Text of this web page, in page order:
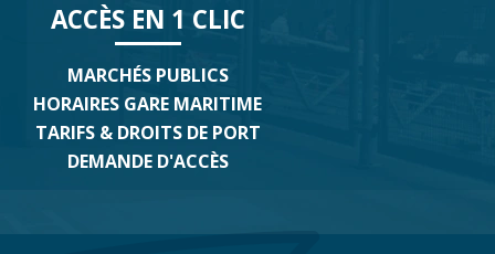
ACCÈS EN 1 CLIC
MARCHÉS PUBLICS
HORAIRES GARE MARITIME
TARIFS & DROITS DE PORT
DEMANDE D'ACCÈS